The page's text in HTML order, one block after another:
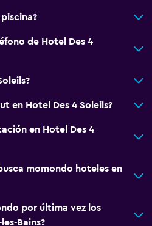
de Hotel Des 4
en Hotel Des 4 Soleils?
en Hotel Des 4
momondo hoteles en
por última vez los
Bains?